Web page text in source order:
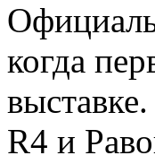
когда
R4 и